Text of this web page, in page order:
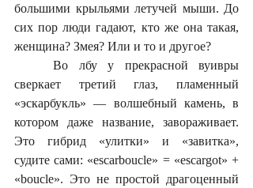
большими крыльями летучей мыши. До
сих пор люди гадают, кто же она такая,
женщина? Змея? Или и то и другое?
	Во лбу у прекрасной вуивры
сверкает третий глаз, пламенный
«эскарбукль» — волшебный камень, в
котором даже название, завораживает.
Это гибрид «улитки» и «завитка»,
судите сами: «escarboucle» = «escargot» +
«boucle». Это не простой драгоценный